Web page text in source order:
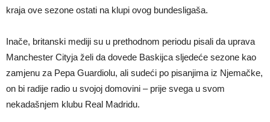
kraja ove sezone ostati na klupi ovog bundesligaša.
Inače, britanski mediji su u prethodnom periodu pisali da uprava
Manchester Cityja želi da dovede Baskijca sljedeće sezone kao
zamjenu za Pepa Guardiolu, ali sudeći po pisanjima iz Njemačke,
on bi radije radio u svojoj domovini – prije svega u svom
nekadašnjem klubu Real Madridu.